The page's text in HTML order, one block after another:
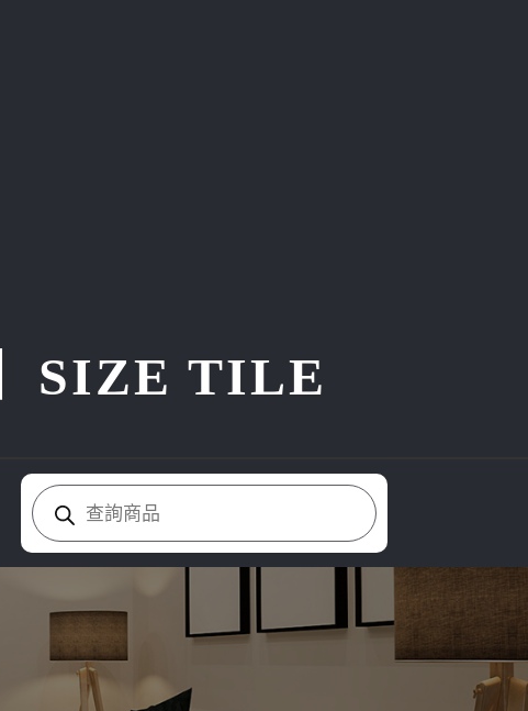
SIZE TILE
Products
search